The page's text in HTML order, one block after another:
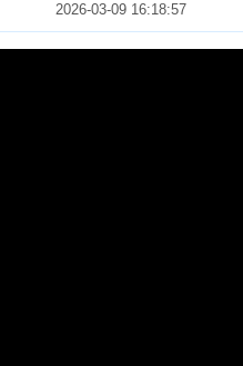
2026-03-09 16:18:57